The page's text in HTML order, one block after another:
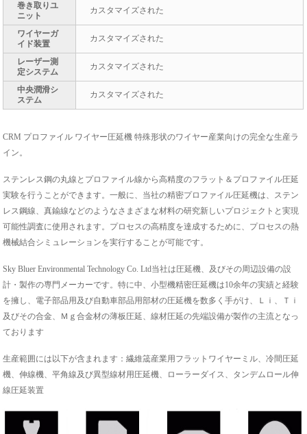
巻き取りユ
ニット
カスタマイズされた
ワイヤーガ
イド装置
カスタマイズされた
レーザー測
定システム
カスタマイズされた
中央潤滑シ
ステム
カスタマイズされた
CRM プロファイル ワイヤー圧延機 特殊形状のワイヤー産業向けの完全な生産ラ
イン。
ステンレス鋼の丸線とプロファイル線から高精度のフラット＆プロファイル圧延
実験を行うことができます。一般に、当社の精密プロファイル圧延機は、ステン
レス鋼線、真鍮線などのようなさまざまな材料の研究新しいプロジェクトと実現
可能性調査に使用されます。プロセスの高精度を達成するために、プロセスの熱
機械結合シミュレーションを実行することが可能です。
Sky Bluer Environmental Technology Co. Ltd当社は圧延機、及びその周辺設備の設
計 ・製作の専門メーカーです。特に中、小型機精密圧延機は10余年の実績と経験
を擁し、電子部品用及び自動車部品用部材の圧延機を数多く手がけ、Ｌｉ、Ｔｉ
及びその合金、Ｍｇ合金材の薄板圧延、線材圧延の先端設備が製作の主流となっ
ております
生産範囲には以下が含まれます：繊維筬産業用フラットワイヤーミル、冷間圧延
機、伸線機、平角線及び異型線材用圧延機、ローラーダイス、タンデムロール伸
線圧延装置